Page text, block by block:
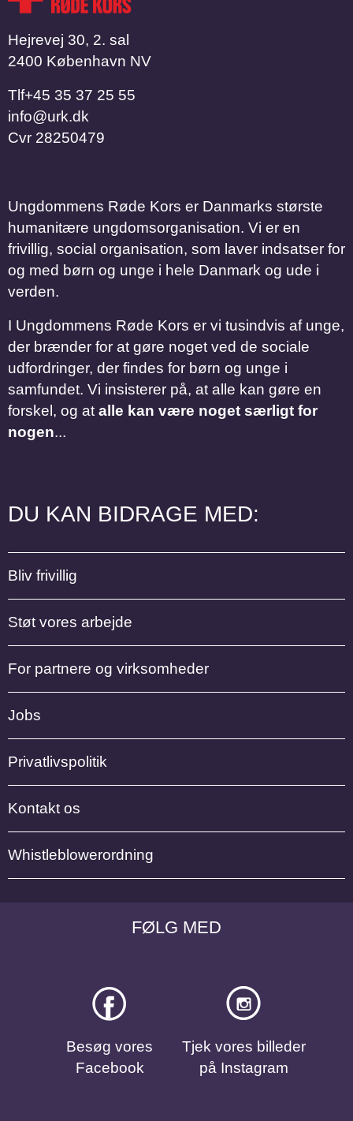
FØLG MED
Besøg vores
Facebook
Tjek vores billeder
på Instagram
Hejrevej 30, 2. sal
2400 København NV
Tlf​​​​​​​+45 35 37 25 55
info@urk.dk
Cvr 28250479
Ungdommens Røde Kors er Danmarks største
humanitære ungdomsorganisation. Vi er en
frivillig, social organisation, som laver indsatser for
og med børn og unge i hele Danmark og ude i
verden.
I Ungdommens Røde Kors er vi tusindvis af unge,
der brænder for at gøre noget ved de sociale
udfordringer, der findes for børn og unge i
samfundet. Vi insisterer på, at alle kan gøre en
forskel, og at alle kan være noget særligt for
nogen...
DU KAN BIDRAGE MED:
Bliv frivillig
Støt vores arbejde
For partnere og virksomheder
Jobs
Privatlivspolitik
Kontakt os
Whistleblowerordning